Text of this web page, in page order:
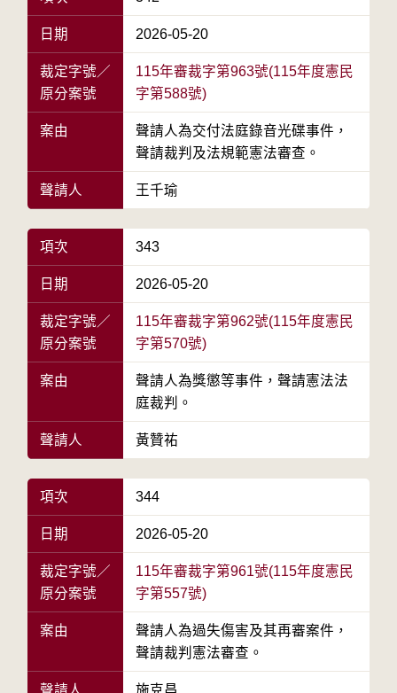
日期 2026-05-20
裁定字號／
原分案號
115年審裁字第963號(115年度憲民
字第588號)
案由
聲請人為交付法庭錄音光碟事件，
聲請裁判及法規範憲法審查。
聲請人 王千瑜
項次 343
日期 2026-05-20
裁定字號／
原分案號
115年審裁字第962號(115年度憲民
字第570號)
案由
聲請人為獎懲等事件，聲請憲法法
庭裁判。
聲請人 黃贊祐
項次 344
日期 2026-05-20
裁定字號／
原分案號
115年審裁字第961號(115年度憲民
字第557號)
案由
聲請人為過失傷害及其再審案件，
聲請裁判憲法審查。
聲請人 施克昌